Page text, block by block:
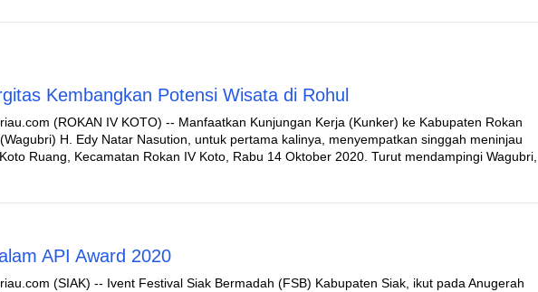
Kembangkan Potensi Wisata di Rohul
(ROKAN IV KOTO) -- Manfaatkan Kunjungan Kerja (Kunker) ke Kabupaten Rokan
H. Edy Natar Nasution, untuk pertama kalinya, menyempatkan singgah meninjau
Ruang, Kecamatan Rokan IV Koto, Rabu 14 Oktober 2020. Turut mendampingi Wagubri,
API Award 2020
(SIAK) -- Ivent Festival Siak Bermadah (FSB) Kabupaten Siak, ikut pada Anugerah